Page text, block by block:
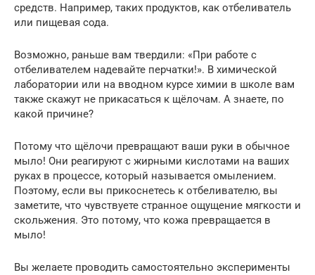
средств. Например, таких продуктов, как отбеливатель
или пищевая сода.
Возможно, раньше вам твердили: «При работе с
отбеливателем надевайте перчатки!». В химической
лаборатории или на вводном курсе химии в школе вам
также скажут не прикасаться к щёлочам. А знаете, по
какой причине?
Потому что щёлочи превращают ваши руки в обычное
мыло! Они реагируют с жирными кислотами на ваших
руках в процессе, который называется омылением.
Поэтому, если вы прикоснетесь к отбеливателю, вы
заметите, что чувствуете странное ощущение мягкости и
скольжения. Это потому, что кожа превращается в
мыло!
Вы желаете проводить самостоятельно эксперименты